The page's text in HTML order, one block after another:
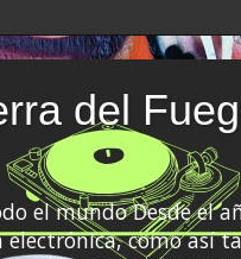
del
el mundo Desde el
como así